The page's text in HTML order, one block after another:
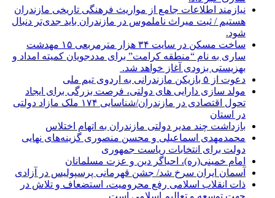
نیازمند اطلاعات جامع از مواریث فرهنگی تاریخی مازندران
هستیم / ثبت میراث ناملموس در مازندران باید جدی‌تر دنبال
شود.
ساخت مسکن در سایت ۳۴ هزار مترمربعی ۱۵ مهدشت
ساری به نام “منطقه کرامت” برای مددجویان کمیته امداد و
بهزیستی بزودی آغاز خواهد شد.
دعوت از ۵ بازیکن مازندرانی به اردوی تیم ملی
مولد سازی دارایی های دولتی، فرصت بزرگی برای ایجاد
تحول اقتصادی در مازندران/شناسایی ۱۷۴ ملک مازاد دولتی
در استان
بازداشت چند مدیر دولتی مازندران به اتهام اختلاس
محمدمهدی اسماعیلی و محسن منصوری گزینه‌های نهایی
دولت برای انتخابات ریاست جمهوری
امام خمینی(ره)، احیاگر دین و عزت مسلمانان
آسمان ایران سرخ شد/ جشن قهرمانی پرسپولیس در آزادی
ذات انقلاب اسلامی رفع محرومیت، استضعاف و تلاش در
جهت توسعه و تعالیم اسلامی است